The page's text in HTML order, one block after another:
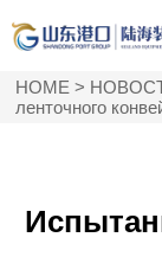
HOME >
ленточного